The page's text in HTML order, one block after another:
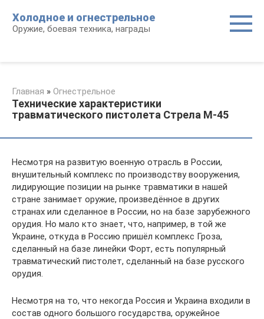
контенту
Холодное и огнестрельное
Оружие, боевая техника, награды
Главная » Огнестрельное
Технические характеристики
травматического пистолета Стрела М-45
Несмотря на развитую военную отрасль в России,
внушительный комплекс по производству вооружения,
лидирующие позиции на рынке травматики в нашей
стране занимает оружие, произведённое в других
странах или сделанное в России, но на базе зарубежного
орудия. Но мало кто знает, что, например, в той же
Украине, откуда в Россию пришёл комплекс Гроза,
сделанный на базе линейки Форт, есть популярный
травматический пистолет, сделанный на базе русского
орудия.
Несмотря на то, что некогда Россия и Украина входили в
состав одного большого государства, оружейное